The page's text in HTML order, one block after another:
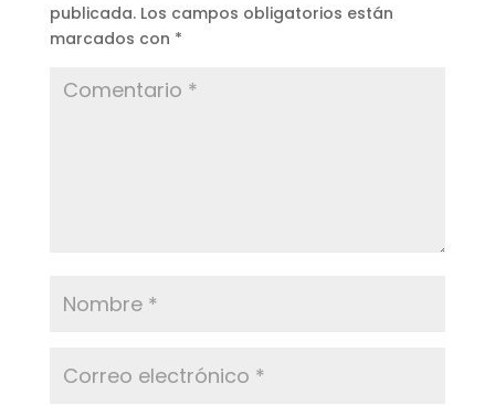
publicada. Los campos obligatorios están
marcados con *